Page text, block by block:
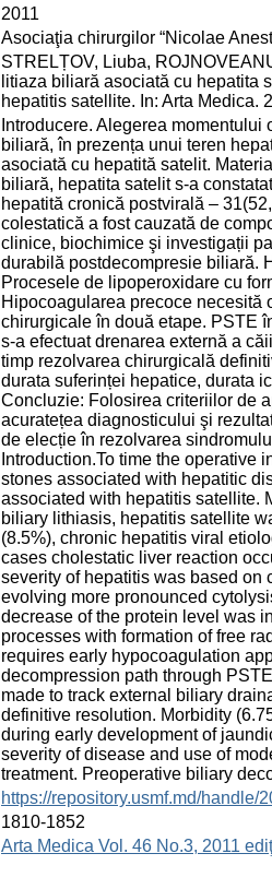
2011
Asociaţia chirurgilor “Nicolae
STRELȚOV, Liuba,
litiaza biliară asociată cu hepatita
hepatitis satellite. In: Arta Medica.
Introducere. Alegerea
biliară, în prezența unui teren
asociată cu hepatită satelit.
biliară, hepatita satelit s-a
hepatită cronică postvirală –
colestatică a fost cauzată de
clinice, biochimice şi investigații
durabilă postdecompresie biliară.
Procesele de lipoperoxidare cu
Hipocoagularea precoce necesită
chirurgicale în două etape. PSTE
s-a efectuat drenarea externă a
timp rezolvarea chirurgicală
durata suferinței hepatice, durata
Concluzie: Folosirea criteriilor de
acuratețea diagnosticului şi
de elecție în rezolvarea
Introduction.To time the
stones associated with hepatitic
associated with hepatitis satellite.
biliary lithiasis, hepatitis satellite
(8.5%), chronic hepatitis viral
cases cholestatic liver reaction
severity of hepatitis was based on
evolving more pronounced
decrease of the protein level was
processes with formation of free
requires early hypocoagulation
decompression path through
made to track external biliary
definitive resolution. Morbidity
during early development of
severity of disease and use of
treatment. Preoperative biliary
https://repository.usmf.md/handle/
1810-1852
Arta Medica Vol. 46 No.3, 2011